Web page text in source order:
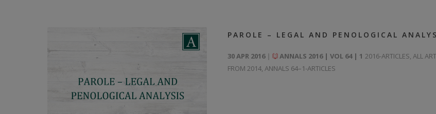
PAROLE – LEGAL AND PENOLOGICAL
30 APR 2016 ANNALS 2016 | VOL 64 | 1 2016-ARTICLES, ALL
FROM 2014, ANNALS 64–1-ARTICLES